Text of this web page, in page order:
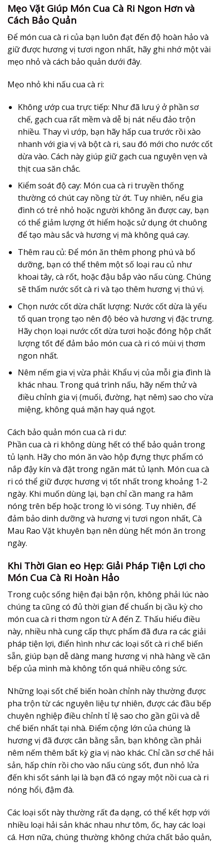
Mẹo Vặt Giúp Món Cua Cà Ri Ngon Hơn và
Cách Bảo Quản
Để món cua cà ri của bạn luôn đạt đến độ hoàn hảo và
giữ được hương vị tươi ngon nhất, hãy ghi nhớ một vài
mẹo nhỏ và cách bảo quản dưới đây.
Mẹo nhỏ khi nấu cua cà ri:
Không ướp cua trực tiếp: Như đã lưu ý ở phần sơ
chế, gạch cua rất mềm và dễ bị nát nếu đảo trộn
nhiều. Thay vì ướp, bạn hãy hấp cua trước rồi xào
nhanh với gia vị và bột cà ri, sau đó mới cho nước cốt
dừa vào. Cách này giúp giữ gạch cua nguyên vẹn và
thịt cua săn chắc.
Kiểm soát độ cay: Món cua cà ri truyền thống
thường có chút cay nồng từ ớt. Tuy nhiên, nếu gia
đình có trẻ nhỏ hoặc người không ăn được cay, bạn
có thể giảm lượng ớt hiểm hoặc sử dụng ớt chuông
để tạo màu sắc và hương vị mà không quá cay.
Thêm rau củ: Để món ăn thêm phong phú và bổ
dưỡng, bạn có thể thêm một số loại rau củ như
khoai tây, cà rốt, hoặc đậu bắp vào nấu cùng. Chúng
sẽ thấm nước sốt cà ri và tạo thêm hương vị thú vị.
Chọn nước cốt dừa chất lượng: Nước cốt dừa là yếu
tố quan trọng tạo nên độ béo và hương vị đặc trưng.
Hãy chọn loại nước cốt dừa tươi hoặc đóng hộp chất
lượng tốt để đảm bảo món cua cà ri có mùi vị thơm
ngon nhất.
Nêm nếm gia vị vừa phải: Khẩu vị của mỗi gia đình là
khác nhau. Trong quá trình nấu, hãy nếm thử và
điều chỉnh gia vị (muối, đường, hạt nêm) sao cho vừa
miệng, không quá mặn hay quá ngọt.
Cách bảo quản món cua cà ri dư:
Phần cua cà ri không dùng hết có thể bảo quản trong
tủ lạnh. Hãy cho món ăn vào hộp đựng thực phẩm có
nắp đậy kín và đặt trong ngăn mát tủ lạnh. Món cua cà
ri có thể giữ được hương vị tốt nhất trong khoảng 1-2
ngày. Khi muốn dùng lại, bạn chỉ cần mang ra hâm
nóng trên bếp hoặc trong lò vi sóng. Tuy nhiên, để
đảm bảo dinh dưỡng và hương vị tươi ngon nhất, Cà
Mau Rao Vặt khuyên bạn nên dùng hết món ăn trong
ngày.
Khi Thời Gian eo Hẹp: Giải Pháp Tiện Lợi cho
Món Cua Cà Ri Hoàn Hảo
Trong cuộc sống hiện đại bận rộn, không phải lúc nào
chúng ta cũng có đủ thời gian để chuẩn bị cầu kỳ cho
món cua cà ri thơm ngon từ A đến Z. Thấu hiểu điều
này, nhiều nhà cung cấp thực phẩm đã đưa ra các giải
pháp tiện lợi, điển hình như các loại sốt cà ri chế biến
sẵn, giúp bạn dễ dàng mang hương vị nhà hàng về căn
bếp của mình mà không tốn quá nhiều công sức.
Những loại sốt chế biến hoàn chỉnh này thường được
pha trộn từ các nguyên liệu tự nhiên, được các đầu bếp
chuyên nghiệp điều chỉnh tỉ lệ sao cho gần gũi và dễ
chế biến nhất tại nhà. Điểm cộng lớn của chúng là
hương vị đã được cân bằng sẵn, bạn không cần phải
nêm nếm thêm bất kỳ gia vị nào khác. Chỉ cần sơ chế hải
sản, hấp chín rồi cho vào nấu cùng sốt, đun nhỏ lửa
đến khi sốt sánh lại là bạn đã có ngay một nồi cua cà ri
nóng hổi, đậm đà.
Các loại sốt này thường rất đa dạng, có thể kết hợp với
nhiều loại hải sản khác nhau như tôm, ốc, hay các loại
cá. Hơn nữa, chúng thường không chứa chất bảo quản,